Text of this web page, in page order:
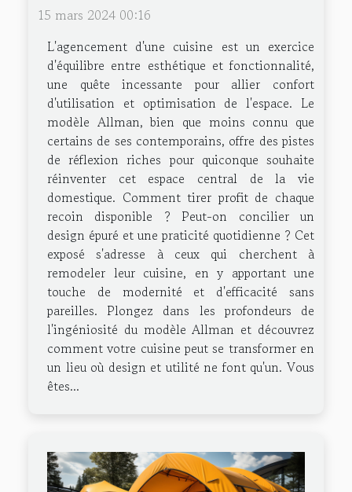
15 mars 2024 00:16
L'agencement d'une cuisine est un exercice
d'équilibre entre esthétique et fonctionnalité,
une quête incessante pour allier confort
d'utilisation et optimisation de l'espace. Le
modèle Allman, bien que moins connu que
certains de ses contemporains, offre des pistes
de réflexion riches pour quiconque souhaite
réinventer cet espace central de la vie
domestique. Comment tirer profit de chaque
recoin disponible ? Peut-on concilier un
design épuré et une praticité quotidienne ? Cet
exposé s'adresse à ceux qui cherchent à
remodeler leur cuisine, en y apportant une
touche de modernité et d'efficacité sans
pareilles. Plongez dans les profondeurs de
l'ingéniosité du modèle Allman et découvrez
comment votre cuisine peut se transformer en
un lieu où design et utilité ne font qu'un. Vous
êtes...